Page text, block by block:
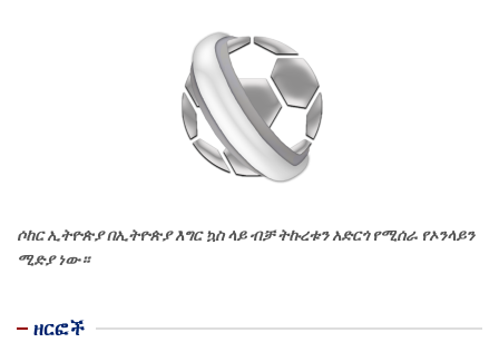
ሶከር ኢትዮጵያ በኢትዮጵያ እግር ኳስ ላይ ብቻ ትኩረቱን አድርጎ የሚሰራ የኦንላይን
ሚድያ ነው።
ዘርፎች